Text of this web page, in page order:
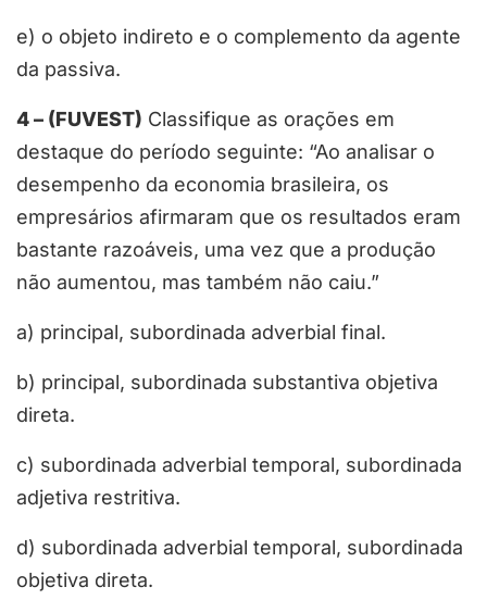
e) o objeto indireto e o complemento da agente
da passiva.
4 – (FUVEST) Classifique as orações em
destaque do período seguinte: “Ao analisar o
desempenho da economia brasileira, os
empresários afirmaram que os resultados eram
bastante razoáveis, uma vez que a produção
não aumentou, mas também não caiu.”
a) principal, subordinada adverbial final.
b) principal, subordinada substantiva objetiva
direta.
c) subordinada adverbial temporal, subordinada
adjetiva restritiva.
d) subordinada adverbial temporal, subordinada
objetiva direta.